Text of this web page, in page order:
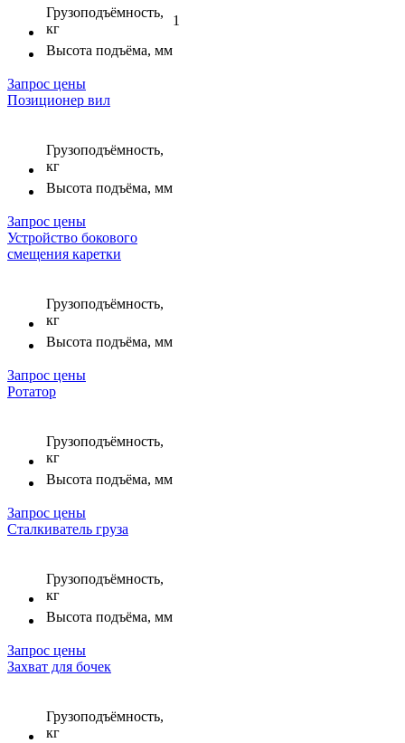
Грузоподъёмность,
кг
1
Высота подъёма, мм
Запрос цены
Позиционер вил
Грузоподъёмность,
кг
Высота подъёма, мм
Запрос цены
Устройство бокового
смещения каретки
Грузоподъёмность,
кг
Высота подъёма, мм
Запрос цены
Ротатор
Грузоподъёмность,
кг
Высота подъёма, мм
Запрос цены
Сталкиватель груза
Грузоподъёмность,
кг
Высота подъёма, мм
Запрос цены
Захват для бочек
Грузоподъёмность,
кг